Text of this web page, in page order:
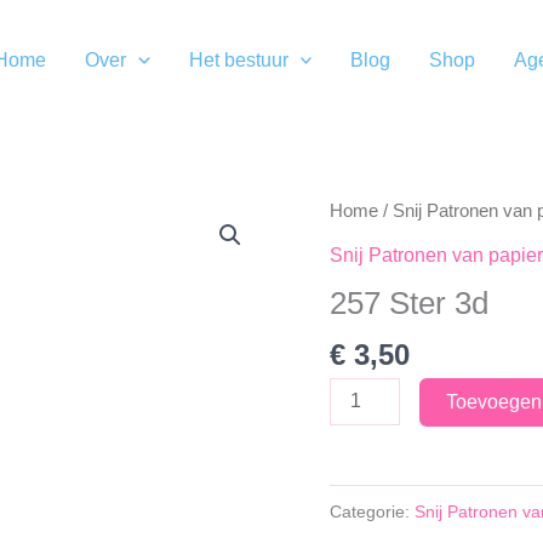
Over Het bestuur Blog Shop
Home / Snij Patronen van
Snij Patronen van papier
257 Ster 3d
€ 3,50
257
Ster
Categorie: Snij Patronen